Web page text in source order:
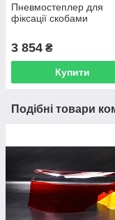
Пневмостеплер для
фіксації скобами
3 854 ₴
Купити
Подібні товари